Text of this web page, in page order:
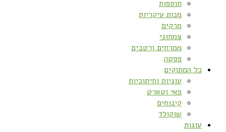
תוספות
מנות עיקריות
מרקים
צמחוני
ממרחים ורטבים
פסטה
כל המתוקים
עוגיות וחיתוכיות
פאי וטארט
קינוחים
שוקולד
עוגות